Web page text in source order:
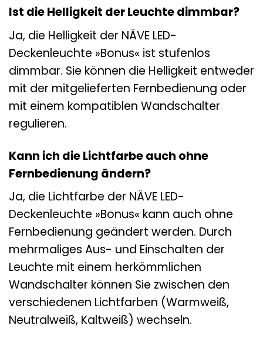
Ist die Helligkeit der Leuchte dimmbar?
Ja, die Helligkeit der NÄVE LED-
Deckenleuchte »Bonus« ist stufenlos
dimmbar. Sie können die Helligkeit entweder
mit der mitgelieferten Fernbedienung oder
mit einem kompatiblen Wandschalter
regulieren.
Kann ich die Lichtfarbe auch ohne
Fernbedienung ändern?
Ja, die Lichtfarbe der NÄVE LED-
Deckenleuchte »Bonus« kann auch ohne
Fernbedienung geändert werden. Durch
mehrmaliges Aus- und Einschalten der
Leuchte mit einem herkömmlichen
Wandschalter können Sie zwischen den
verschiedenen Lichtfarben (Warmweiß,
Neutralweiß, Kaltweiß) wechseln.